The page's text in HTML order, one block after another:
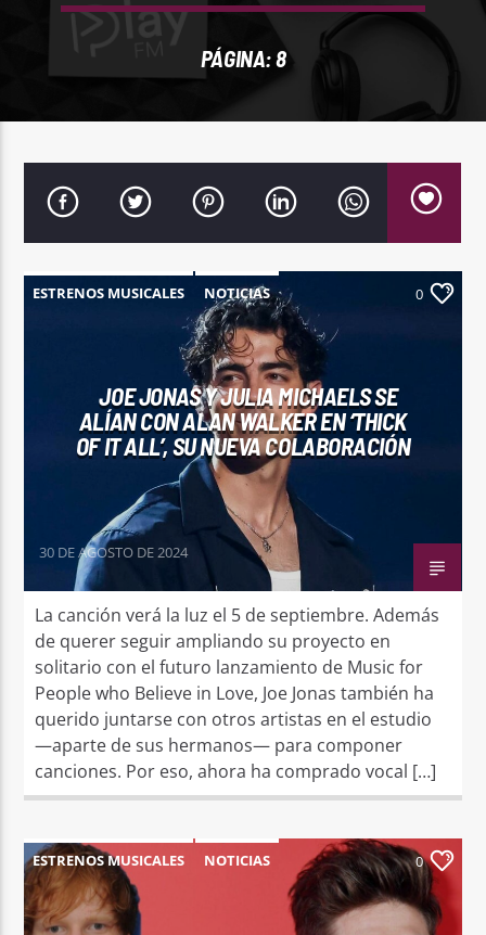
REPRODUCTOR WEB
PlayFM 95.9
PÁGINA: 8
ESTRENOS MUSICALES NOTICIAS 0
JOE JONAS Y JULIA MICHAELS SE
ALÍAN CON ALAN WALKER EN ‘THICK
OF IT ALL’, SU NUEVA COLABORACIÓN
30 DE AGOSTO DE 2024
La canción verá la luz el 5 de septiembre. Además
de querer seguir ampliando su proyecto en
solitario con el futuro lanzamiento de Music for
People who Believe in Love, Joe Jonas también ha
querido juntarse con otros artistas en el estudio
—aparte de sus hermanos— para componer
canciones. Por eso, ahora ha comprado vocal […]
ESTRENOS MUSICALES NOTICIAS 0